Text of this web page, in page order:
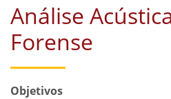
Análise
Forense
Objetivos